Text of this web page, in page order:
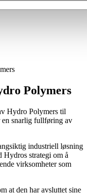
Polymers
Hydro Polymers til
en snarlig fullføring av
industriell løsning
Hydros strategi om å
virksomheter som
at den har avsluttet sine